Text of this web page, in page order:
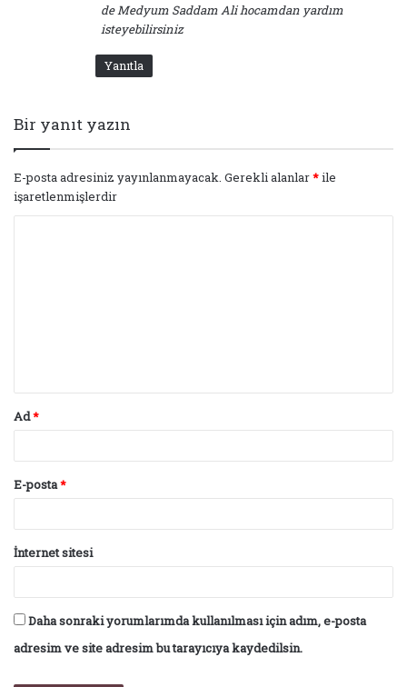
de Medyum Saddam Ali hocamdan yardım
isteyebilirsiniz
Yanıtla
Bir yanıt yazın
E-posta adresiniz yayınlanmayacak. Gerekli alanlar*ile
işaretlenmişlerdir
Ad*
E-posta*
İnternet sitesi
Daha sonraki yorumlarımda kullanılması için adım, e-posta
adresim ve site adresim bu tarayıcıya kaydedilsin.